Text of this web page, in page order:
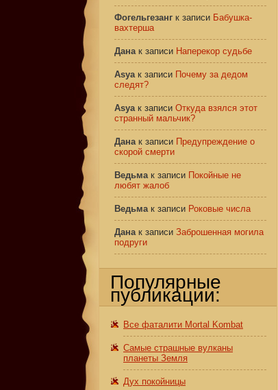
Фогельгезанг к записи Бабушка-
вахтерша
Данак записи Наперекор судьбе
Asyaк записи Почему за дедом
следят?
Asyaк записи Откуда взялся этот
странный мальчик?
Данак записи Предупреждение о
скорой смерти
Ведьмак записи Покойные не
любят жалоб
Ведьмак записи Роковые числа
Данак записи Заброшенная могила
подруги
Популярные
публикации:
Все фаталити Mortal Kombat
Самые страшные вулканы
планеты Земля
Дух покойницы